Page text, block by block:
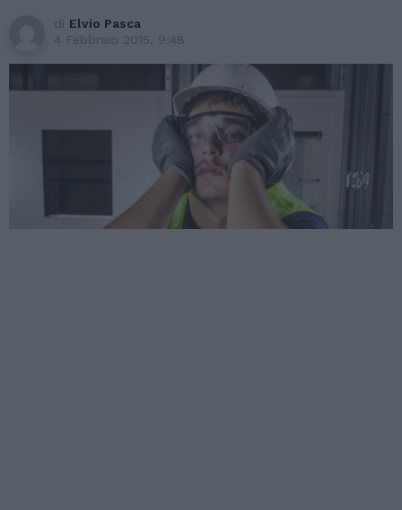
di Elvio Pasca
4 Febbraio 2015, 9:48